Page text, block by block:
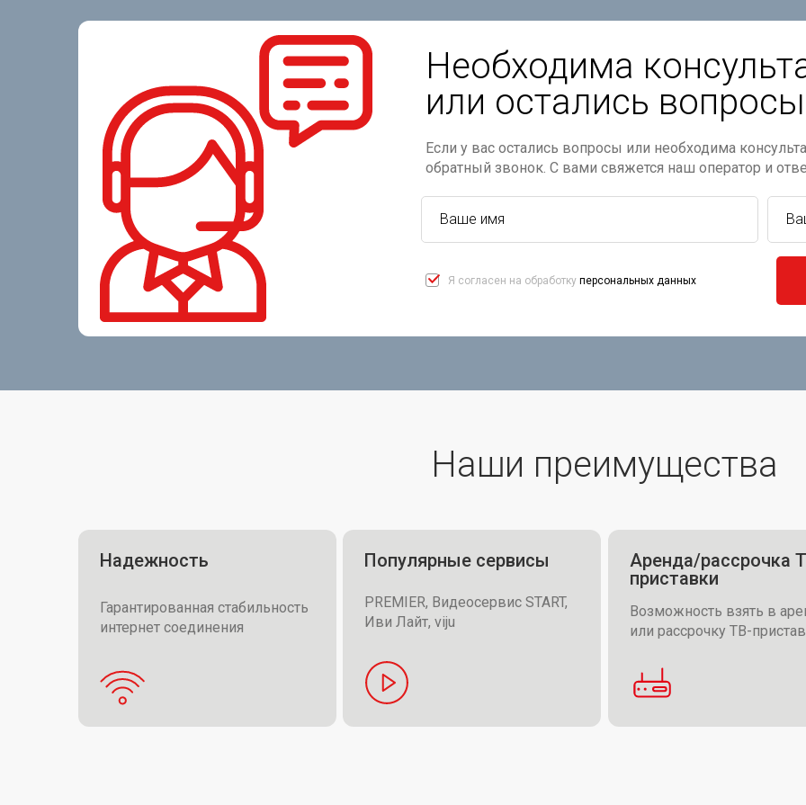
Необходима
или остались
Если у вас остались вопросы или необходима
обратный звонок. С вами свяжется наш оператор и
Я согласен на обработку персональных данных
Наши преимущества
Надежность
Гарантированная стабильность
интернет соединения
Популярные сервисы
PREMIER, Видеосервис START,
Иви Лайт, viju
Аренда/рассрочка
приставки
Возможность взять в
или рассрочку ТВ-